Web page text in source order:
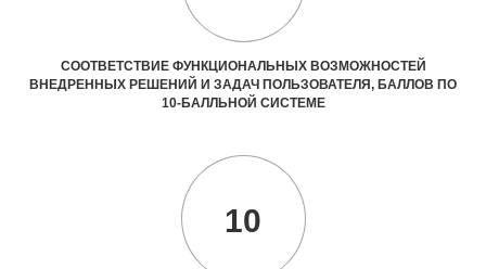
СООТВЕТСТВИЕ ФУНКЦИОНАЛЬНЫХ ВОЗМОЖНОСТЕЙ
ВНЕДРЕННЫХ РЕШЕНИЙ И ЗАДАЧ ПОЛЬЗОВАТЕЛЯ, БАЛЛОВ ПО
10-БАЛЛЬНОЙ СИСТЕМЕ
10